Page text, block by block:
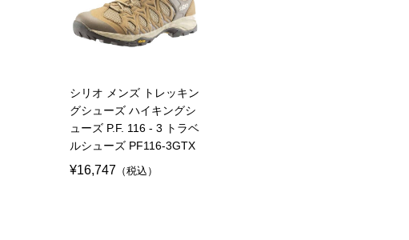
シリオ メンズ トレッキン
グシューズ ハイキングシ
ューズ P.F. 116 - 3 トラベ
ルシューズ PF116-3GTX
¥16,747 （税込）